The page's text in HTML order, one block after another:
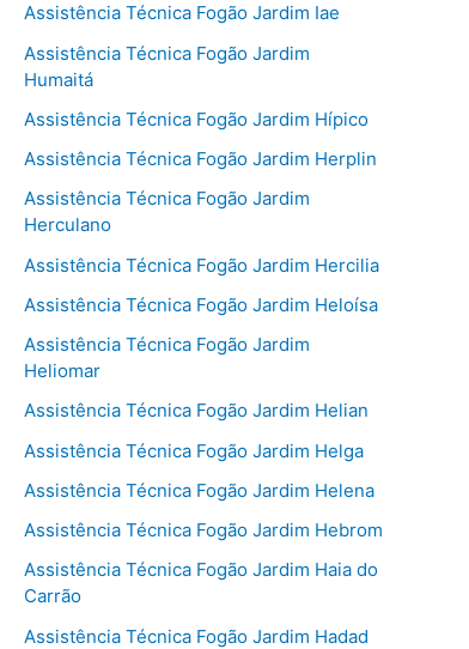
Assistência Técnica Fogão Jardim Iae
Assistência Técnica Fogão Jardim
Humaitá
Assistência Técnica Fogão Jardim Hípico
Assistência Técnica Fogão Jardim Herplin
Assistência Técnica Fogão Jardim
Herculano
Assistência Técnica Fogão Jardim Hercilia
Assistência Técnica Fogão Jardim Heloísa
Assistência Técnica Fogão Jardim
Heliomar
Assistência Técnica Fogão Jardim Helian
Assistência Técnica Fogão Jardim Helga
Assistência Técnica Fogão Jardim Helena
Assistência Técnica Fogão Jardim Hebrom
Assistência Técnica Fogão Jardim Haia do
Carrão
Assistência Técnica Fogão Jardim Hadad